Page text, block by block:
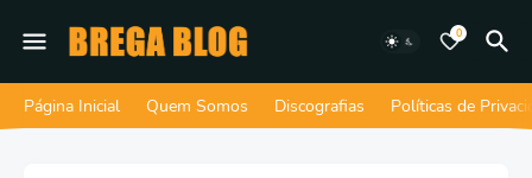
0
Página Inicial Quem Somos Discografias Políticas de